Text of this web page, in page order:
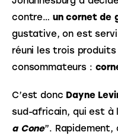
contre… un cornet de
gustative, on est
réuni les trois
consommateurs :
C’est donc Dayne
sud-africain, qui est à
a Cone”.